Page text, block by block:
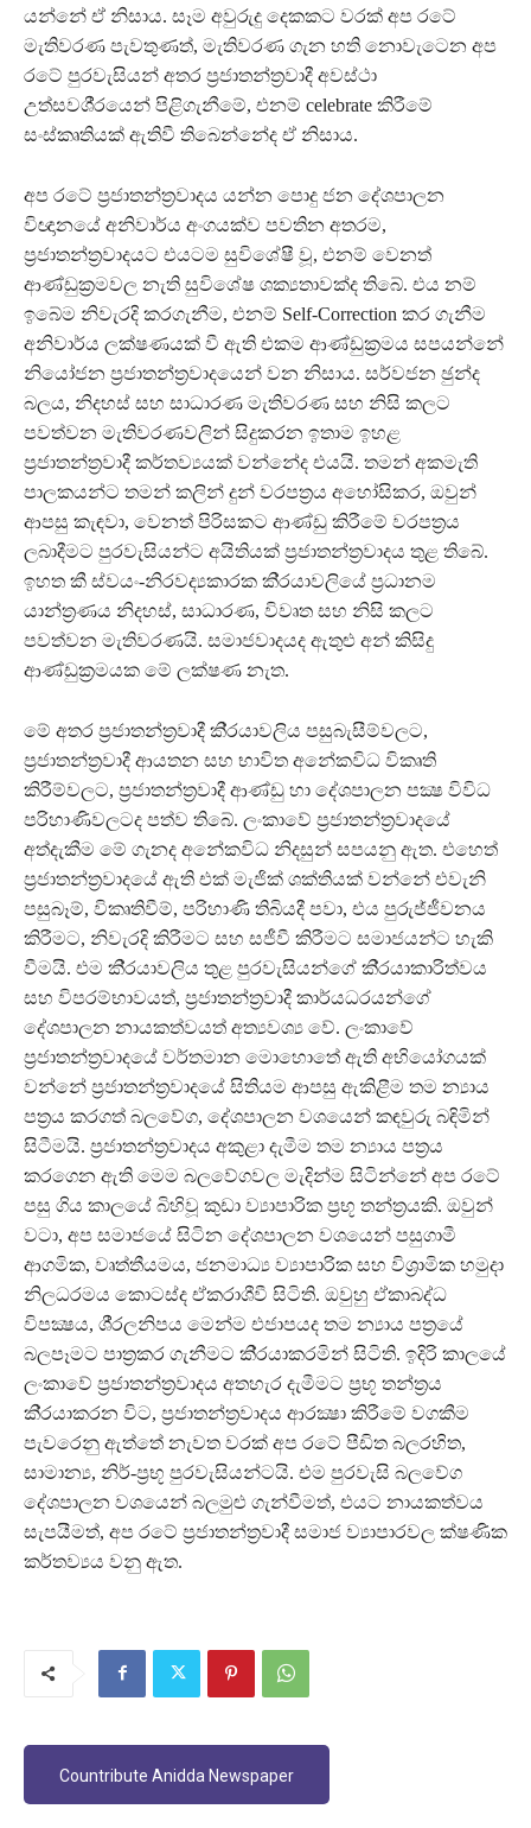
යන්නේ ඒ නිසාය. සෑම අවුරුදු දෙකකට වරක් අප රටේ
මැතිවරණ පැවතුණත්, මැතිවරණ ගැන හති නොවැටෙන අප
රටේ පුරවැසියන් අතර ප‍්‍රජාතන්ත‍්‍රවාදී අවස්ථා
උත්සවශී‍්‍රයෙන් පිළිගැනීමේ, එනම් celebrate කිරීමේ
සංස්කෘතියක් ඇතිවී තිබෙන්නේද ඒ නිසාය.
අප රටේ ප‍්‍රජාතන්ත‍්‍රවාදය යන්න පොදු ජන දේශපාලන
විඥානයේ අනිවාර්ය අංගයක්ව පවතින අතරම,
ප‍්‍රජාතන්ත‍්‍රවාදයට එයටම සුවිශේෂී වූ, එනම් වෙනත්
ආණ්ඩුක‍්‍රමවල නැති සුවිශේෂ ශක්‍යතාවක්ද තිබේ. එය නම්
ඉබේම නිවැරදි කරගැනීම, එනම් Self-Correction කර ගැනීම
අනිවාර්ය ලක්ෂණයක් වී ඇති එකම ආණ්ඩුක‍්‍රමය සපයන්නේ
නියෝජන ප‍්‍රජාතන්ත‍්‍රවාදයෙන් වන නිසාය. සර්වජන ඡුන්ද
බලය, නිදහස් සහ සාධාරණ මැතිවරණ සහ නිසි කලට
පවත්වන මැතිවරණවලින් සිදුකරන ඉතාම ඉහළ
ප‍්‍රජාතන්ත‍්‍රවාදී කර්තව්‍යයක් වන්නේද එයයි. තමන් අකමැති
පාලකයන්ට තමන් කලින් දුන් වරපත‍්‍රය අහෝසිකර, ඔවුන්
ආපසු කැඳවා, වෙනත් පිරිසකට ආණ්ඩු කිරීමේ වරපත‍්‍රය
ලබාදීමට පුරවැසියන්ට අයිතියක් ප‍්‍රජාතන්ත‍්‍රවාදය තුළ තිබේ.
ඉහත කී ස්වයං-නිරවද්‍යකාරක කි‍්‍රයාවලියේ ප‍්‍රධානම
යාන්ත‍්‍රණය නිදහස්, සාධාරණ, විවෘත සහ නිසි කලට
පවත්වන මැතිවරණයි. සමාජවාදයද ඇතුළු අන් කිසිදු
ආණ්ඩුක‍්‍රමයක මේ ලක්ෂණ නැත.
මේ අතර ප‍්‍රජාතන්ත‍්‍රවාදී කි‍්‍රයාවලිය පසුබැසීම්වලට,
ප‍්‍රජාතන්ත‍්‍රවාදී ආයතන සහ භාවිත අනේකවිධ විකෘති
කිරීම්වලට, ප‍්‍රජාතන්ත‍්‍රවාදී ආණ්ඩු හා දේශපාලන පක්‍ෂ විවිධ
පරිහාණිවලටද පත්ව තිබේ. ලංකාවේ ප‍්‍රජාතන්ත‍්‍රවාදයේ
අත්දැකීම මේ ගැනද අනේකවිධ නිදසුන් සපයනු ඇත. එහෙත්
ප‍්‍රජාතන්ත‍්‍රවාදයේ ඇති එක් මැජික් ශක්තියක් වන්නේ එවැනි
පසුබෑම්, විකෘතිවීම්, පරිහාණි තිබියදී පවා, එය පුරුජ්ජීවනය
කිරීමට, නිවැරදි කිරීමට සහ සජීවී කිරීමට සමාජයන්ට හැකි
වීමයි. එම කි‍්‍රයාවලිය තුළ පුරවැසියන්ගේ කි‍්‍රයාකාරිත්වය
සහ විපරම්භාවයත්, ප‍්‍රජාතන්ත‍්‍රවාදී කාර්යධරයන්ගේ
දේශපාලන නායකත්වයත් අත්‍යවශ්‍ය වේ. ලංකාවේ
ප‍්‍රජාතන්ත‍්‍රවාදයේ වර්තමාන මොහොතේ ඇති අභියෝගයක්
වන්නේ ප‍්‍රජාතන්ත‍්‍රවාදයේ සිතියම ආපසු ඇකිළීම තම න්‍යාය
පත‍්‍රය කරගත් බලවේග, දේශපාලන වශයෙන් කඳවුරු බඳිමින්
සිටීමයි. ප‍්‍රජාතන්ත‍්‍රවාදය අකුළා දැමීම තම න්‍යාය පත‍්‍රය
කරගෙන ඇති මෙම බලවේගවල මැදින්ම සිටින්නේ අප රටේ
පසු ගිය කාලයේ බිහිවූ කුඩා ව්‍යාපාරික ප‍්‍රභූ තන්ත‍්‍රයකි. ඔවුන්
වටා, අප සමාජයේ සිටින දේශපාලන වශයෙන් පසුගාමී
ආගමික, වෘත්තීයමය, ජනමාධ්‍ය ව්‍යාපාරික සහ විශ‍්‍රාමික හමුදා
නිලධරමය කොටස්ද ඒකරාශීවී සිටිති. ඔවුහු ඒකාබද්ධ
විපක්‍ෂය, ශී‍්‍රලනිපය මෙන්ම එජාපයද තම න්‍යාය පත‍්‍රයේ
බලපෑමට පාත‍්‍රකර ගැනීමට කි‍්‍රයාකරමින් සිටිති. ඉදිරි කාලයේ
ලංකාවේ ප‍්‍රජාතන්ත‍්‍රවාදය අතහැර දැමීමට ප‍්‍රභූ තන්ත‍්‍රය
කි‍්‍රයාකරන විට, ප‍්‍රජාතන්ත‍්‍රවාදය ආරක්‍ෂා කිරීමේ වගකීම
පැවරෙනු ඇත්තේ නැවත වරක් අප රටේ පීඩිත බලරහිත,
සාමාන්‍ය, නිර්-ප‍්‍රභූ පුරවැසියන්ටයි. එම පුරවැසි බලවේග
දේශපාලන වශයෙන් බලමුළු ගැන්වීමත්, එයට නායකත්වය
සැපයීමත්, අප රටේ ප‍්‍රජාතන්ත‍්‍රවාදී සමාජ ව්‍යාපාරවල ක්ෂණික
කර්තව්‍යය වනු ඇත.
Countribute Anidda Newspaper